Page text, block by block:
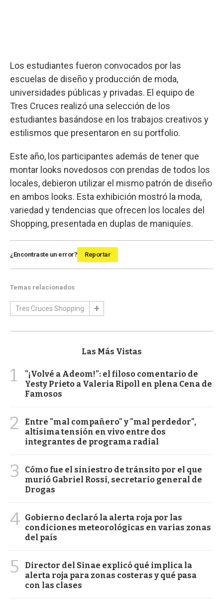
Los estudiantes fueron convocados por las
escuelas de diseño y producción de moda,
universidades públicas y privadas. El equipo de
Tres Cruces realizó una selección de los
estudiantes basándose en los trabajos creativos y
estilismos que presentaron en su portfolio.
Este año, los participantes además de tener que
montar looks novedosos con prendas de todos los
locales, debieron utilizar el mismo patrón de diseño
en ambos looks. Esta exhibición mostró la moda,
variedad y tendencias que ofrecen los locales del
Shopping, presentada en duplas de maniquíes.
¿Encontraste un error? Reportar
Temas relacionados
Tres Cruces Shopping
Las Más Vistas
1
"¡Volvé a Adeom!": el filoso comentario de
Yesty Prieto a Valeria Ripoll en plena Cena de
Famosos
2
Entre "mal compañero" y "mal perdedor",
altísima tensión en vivo entre dos
integrantes de programa radial
3
Cómo fue el siniestro de tránsito por el que
murió Gabriel Rossi, secretario general de
Drogas
4 Gobierno declaró la alerta roja por las
condiciones meteorológicas en varias zonas
del país
5
Director del Sinae explicó qué implica la
alerta roja para zonas costeras y qué pasa
con las clases